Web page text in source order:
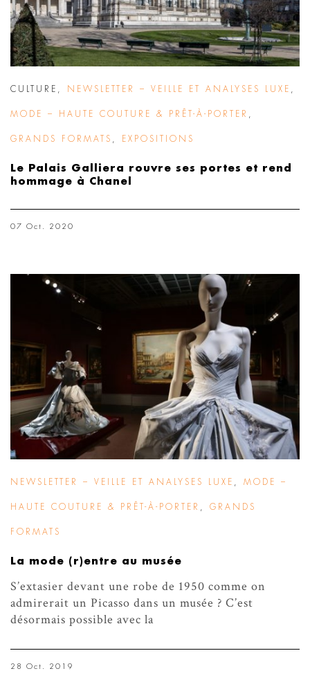
CULTURE NEWSLETTER – VEILLE ET ANALYSES LUXE
MODE – HAUTE COUTURE & PRÊT-À-PORTER
GRANDS FORMATS EXPOSITIONS
Le Palais Galliera rouvre ses portes et rend
hommage à Chanel
07 Oct. 2020
NEWSLETTER – VEILLE ET ANALYSES LUXE MODE –
HAUTE COUTURE & PRÊT-À-PORTER GRANDS
FORMATS
La mode (r)entre au musée
S’extasier devant une robe de 1950 comme on
admirerait un Picasso dans un musée ? C’est
désormais possible avec la
28 Oct. 2019